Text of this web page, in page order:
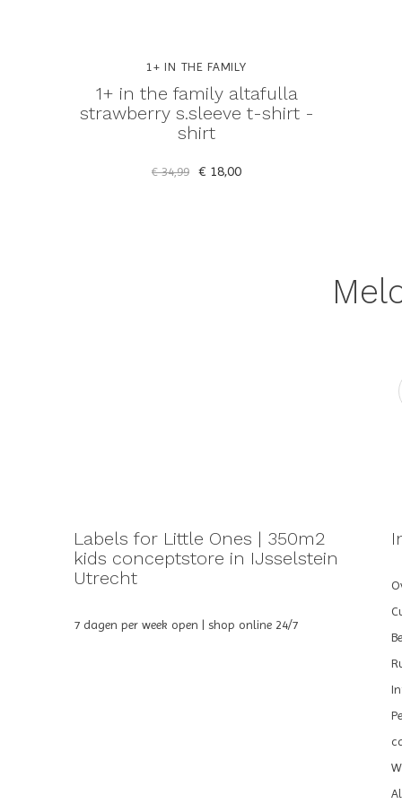
1+ IN THE FAMILY
1+ in the family altafulla
strawberry s.sleeve t-shirt -
shirt
€ 34,99 € 18,00
Labels for Little Ones | 350m2
kids conceptstore in IJsselstein
Utrecht
7 dagen per week open | shop online 24/7